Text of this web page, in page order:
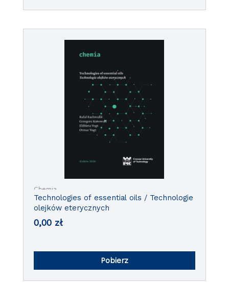
Chemia
Technologies of essential oils / Technologie
olejków eterycznych
0,00 zł
Pobierz